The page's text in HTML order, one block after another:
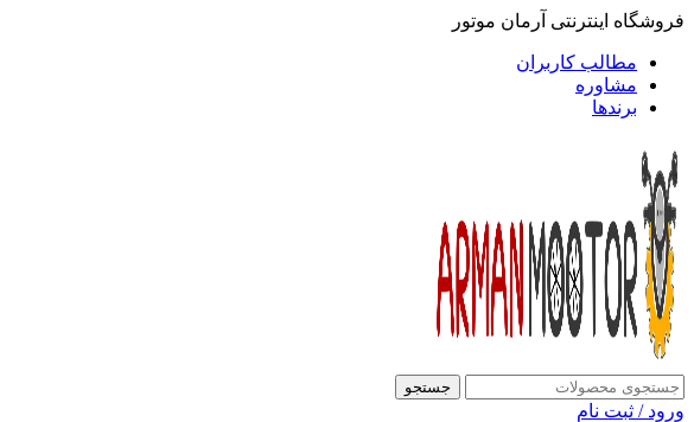
فروشگاه اینترنتی آرمان موتور
مطالب کاربران
مشاوره
برندها
جستجو
ورود / ثبت نام